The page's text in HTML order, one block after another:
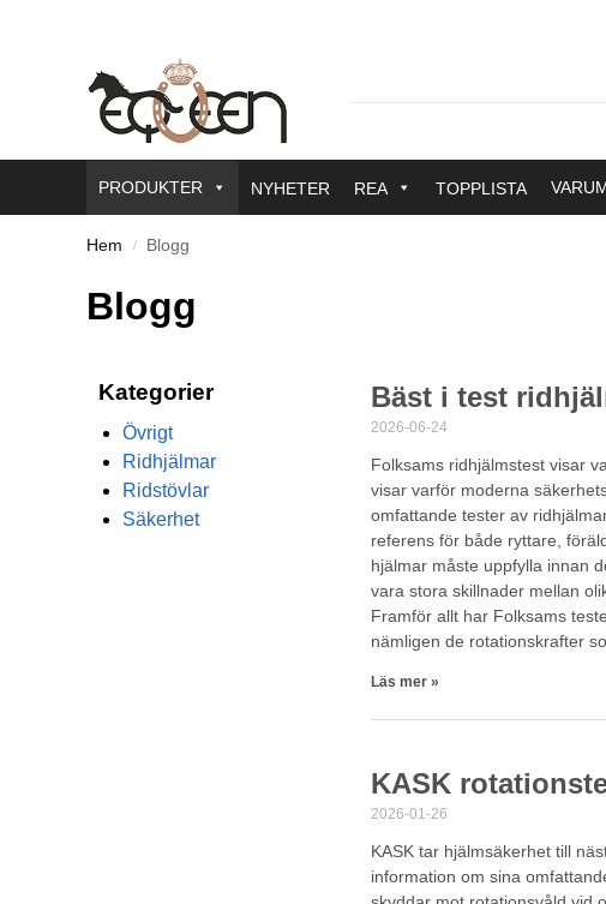
PRODUKTER NYHETER REA TOPPLISTA
Hem / Blogg
Blogg
Kategorier
Övrigt
Ridhjälmar
Ridstövlar
Säkerhet
Bäst i test
2026-06-24
Folksams ridhjälmstest visar
visar varför moderna
omfattande tester av
referens för både ryttare,
hjälmar måste uppfylla innan
vara stora skillnader mellan
Framför allt har Folksams
nämligen de rotationskrafter
Läs mer »
KASK
2026-01-26
KASK tar hjälmsäkerhet till
information om sina